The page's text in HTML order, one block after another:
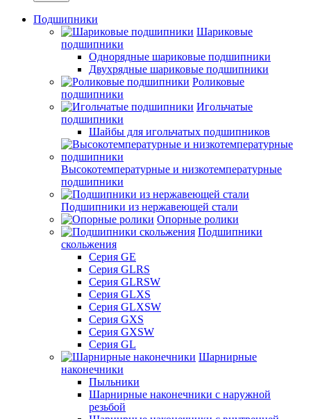
Подшипники
Шариковые
подшипники
Однорядные шариковые подшипники
Двухрядные шариковые подшипники
Роликовые
подшипники
Игольчатые
подшипники
Шайбы для игольчатых подшипников
Высокотемпературные и низкотемпературные
подшипники
Подшипники из нержавеющей стали
Опорные ролики
Подшипники
скольжения
Серия GE
Серия GLRS
Серия GLRSW
Серия GLXS
Серия GLXSW
Серия GXS
Серия GXSW
Серия GL
Шарнирные
наконечники
Пыльники
Шарнирные наконечники с наружной
резьбой